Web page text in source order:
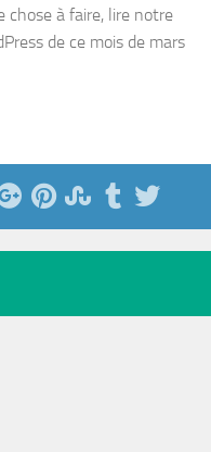
chose à faire, lire notre
de ce mois de mars